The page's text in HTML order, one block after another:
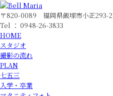
〒820-0089 福岡県飯塚市小正293-2
Tel ： 0948-26-3833
HOME
スタジオ
撮影の流れ
PLAN
七五三
入学・卒業